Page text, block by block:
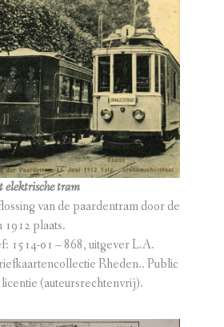
tram
van de paardentram door de
plaats.
1514-01 – 868, uitgever L.A.
Rheden.. Public
(auteursrechtenvrij).